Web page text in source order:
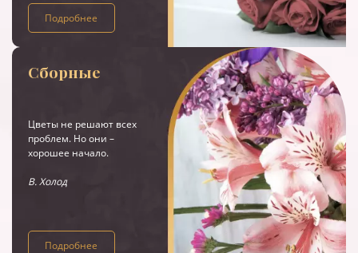
Подробнее
Сборные
Цветы не решают всех
проблем. Но они –
хорошее начало.
В. Холод
Подробнее